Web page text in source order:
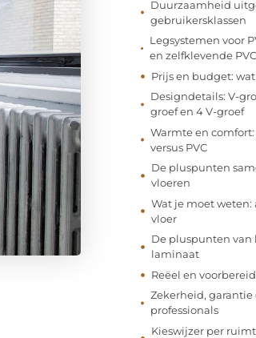
Duurzaamheid
gebruikersklassen
Legsystemen voor
en zelfklevende
Prijs en budget:
Designdetails: V-
groef en 4 V-groef
Warmte en
versus PVC
De pluspunten
vloeren
Wat je moet
vloer
De pluspunten van
laminaat
Reëel en
Zekerheid,
professionals
Kieswijzer per